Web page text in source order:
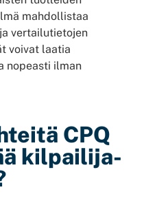
mahdollistaa
vertailutietojen
voivat laatia
nopeasti ilman
CPQ
kilpailija-